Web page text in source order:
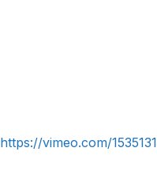
https://vimeo.com/